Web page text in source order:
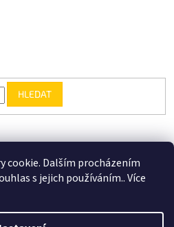
cookie. Dalším procházením
s jejich používáním.. Více
HLEDAT
KS /0 KČ